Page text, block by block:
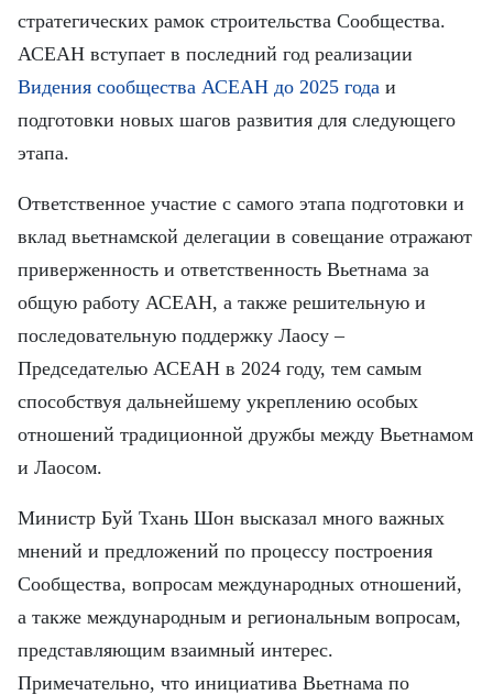
стратегических рамок строительства Сообщества.
АСЕАН вступает в последний год реализации
Видения сообщества АСЕАН до 2025 года и
подготовки новых шагов развития для следующего
этапа.
Ответственное участие с самого этапа подготовки и
вклад вьетнамской делегации в совещание отражают
приверженность и ответственность Вьетнама за
общую работу АСЕАН, а также решительную и
последовательную поддержку Лаосу –
Председателью АСЕАН в 2024 году, тем самым
способствуя дальнейшему укреплению особых
отношений традиционной дружбы между Вьетнамом
и Лаосом.
Министр Буй Тхань Шон высказал много важных
мнений и предложений по процессу построения
Сообщества, вопросам международных отношений,
а также международным и региональным вопросам,
представляющим взаимный интерес.
Примечательно, что инициатива Вьетнама по